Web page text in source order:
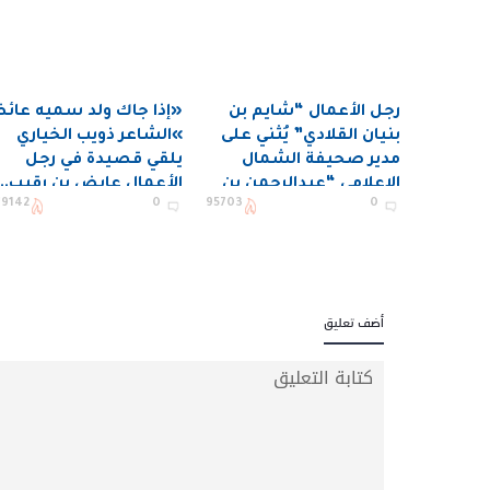
رجل الأعمال “شايم بن
بنيان القلادي” يُثني على
مدير صحيفة الشمال
الإعلامي “عبدالرحمن بن
مرشد”
0
95703
«إذا جاك ولد سميه
»الشاعر ذويب الخياري
يلقي قصيدة في رجل
الأعمال عايض بن رقيب..
شاهد: ردة فعل الأخير
0
أضف تعليق